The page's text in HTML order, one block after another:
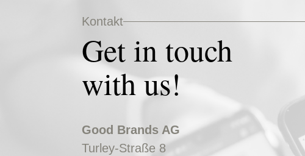
Kontakt
Get in touch
with us!
Good Brands AG
Turley-Straße 8